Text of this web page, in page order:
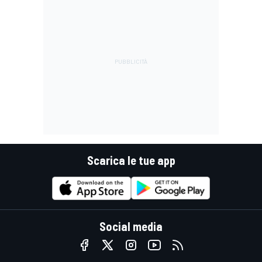
Scarica le tue app
Social media